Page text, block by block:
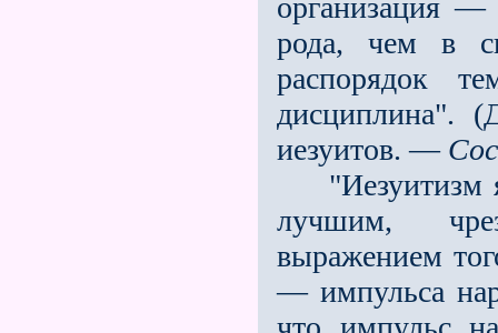
организация
рода, чем в
распорядок
дисциплина".
иезуитов. —
"Иезуитизм
лучшим,
выражением
— импульса